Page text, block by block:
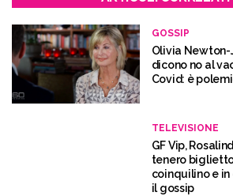
GOSSIP
Olivia
dicono no al
Covid: è
TELEVISIONE
GF Vip,
tenero
coinquilino e
il gossip